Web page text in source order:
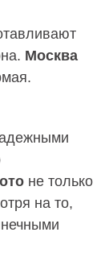
Москва
не только
на то,